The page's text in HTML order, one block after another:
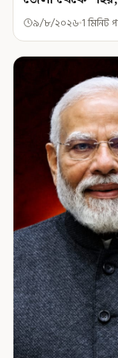
৯/৮/২০২৬ 1 মিনিট